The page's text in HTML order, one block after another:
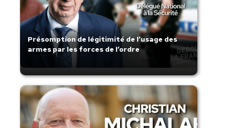
Présomption de légitimité de l’usage des
armes par les forces de l’ordre